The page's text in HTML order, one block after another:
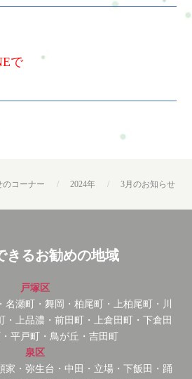
で
のコーナー 2024年 3月のお知らせ
きるお勧めの地域
戸塚区
名瀬町・舞岡・柏尾町・上柏尾町・川
・上品濃・前田町・上倉田町・下倉田
平戸町・鳥が丘・吉田町
泉区
家・弥生台・中田・立場・下飯田・踊